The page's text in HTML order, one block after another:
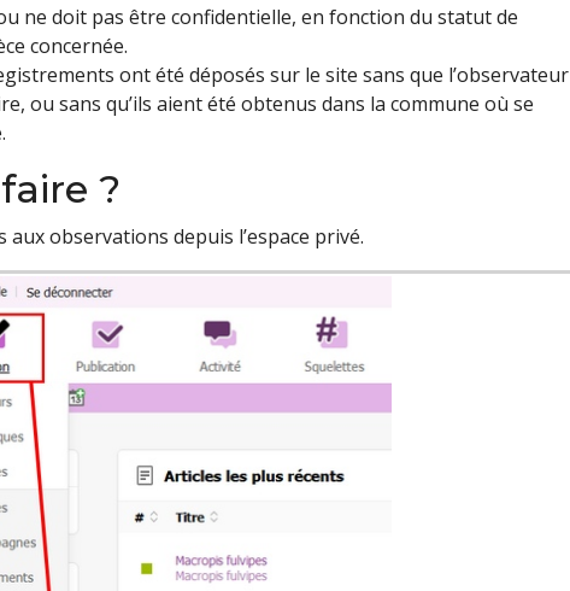
ne doit pas être confidentielle, en fonction du statut de
concernée.
ont été déposés sur le site sans que l’observateur
ou sans qu’ils aient été obtenus dans la commune où se
?
aux observations depuis l’espace privé.